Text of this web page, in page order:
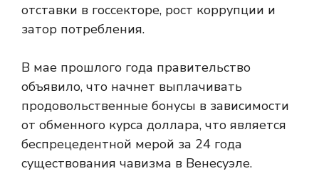
отставки в госсекторе, рост коррупции и
затор потребления.
В мае прошлого года правительство
объявило, что начнет выплачивать
продовольственные бонусы в зависимости
от обменного курса доллара, что является
беспрецедентной мерой за 24 года
существования чавизма в Венесуэле.